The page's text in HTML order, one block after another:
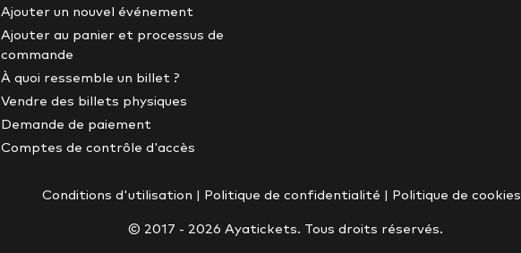
Ajouter un nouvel événement
Ajouter au panier et processus de
commande
À quoi ressemble un billet ?
Vendre des billets physiques
Demande de paiement
Comptes de contrôle d'accès
Conditions d'utilisation Politique de confidentialité Politique de cookies
© 2017 - 2026 Ayatickets. Tous droits réservés.